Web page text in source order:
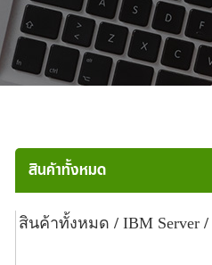
สินค้าทั้งหมด
สินค้าทั้งหมด / IBM Server /